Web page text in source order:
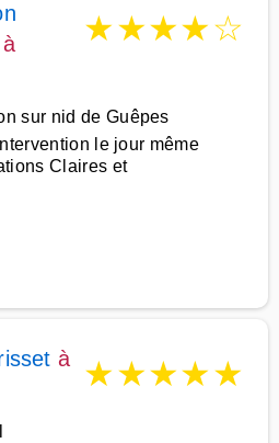
à
★★★★☆
sur nid de Guêpes
le jour même
Claires et
à
★★★★★